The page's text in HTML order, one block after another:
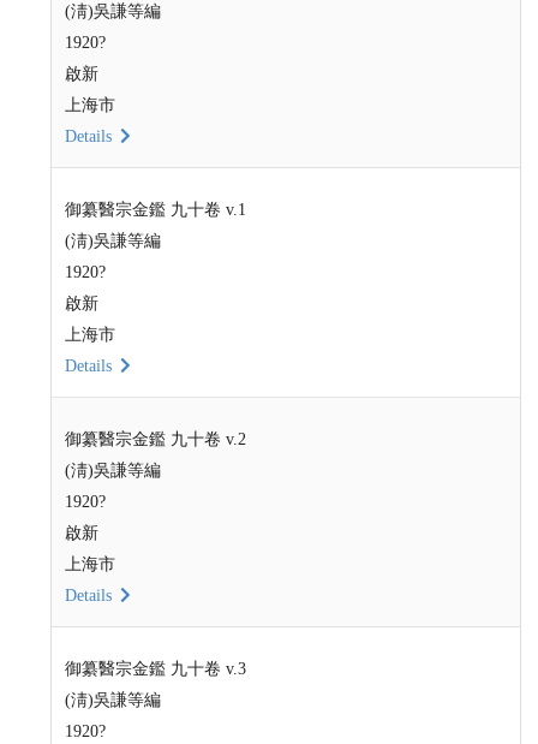
(淸)吳謙等編
1920?
啟新
上海市
Details
御纂醫宗金鑑 九十卷 v.1
(淸)吳謙等編
1920?
啟新
上海市
Details
御纂醫宗金鑑 九十卷 v.2
(淸)吳謙等編
1920?
啟新
上海市
Details
御纂醫宗金鑑 九十卷 v.3
(淸)吳謙等編
1920?